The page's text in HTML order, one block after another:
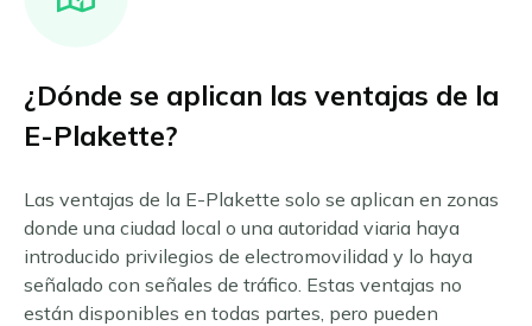
¿Dónde se aplican las ventajas de la
E-Plakette?
Las ventajas de la E-Plakette solo se aplican en zonas
donde una ciudad local o una autoridad viaria haya
introducido privilegios de electromovilidad y lo haya
señalado con señales de tráfico. Estas ventajas no
están disponibles en todas partes, pero pueden